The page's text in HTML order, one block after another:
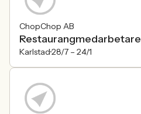
ChopChop AB
Restaurangmedarbetare
Karlstad28/7 – 24/1